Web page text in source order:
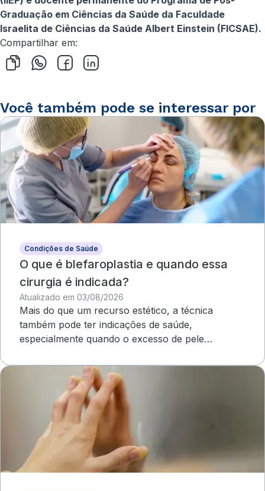
Graduação em Ciências da Saúde da Faculdade
Israelita de Ciências da Saúde Albert Einstein (FICSAE).
Compartilhar em:
Você também pode se interessar por
Condições de Saúde
O que é blefaroplastia e quando essa
cirurgia é indicada?
Atualizado em 03/08/2026
Mais do que um recurso estético, a técnica
também pode ter indicações de saúde,
especialmente quando o excesso de pele